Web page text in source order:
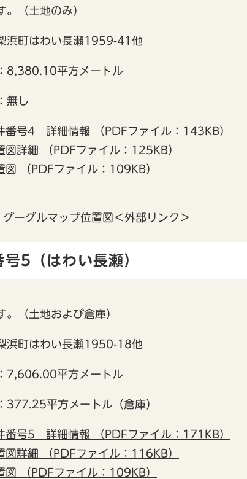
。（土地のみ）
浜町はわい長瀬1959-41他
8,380.10平方メートル
無し
番号4 詳細情報 （PDFファイル：143KB）
図詳細 （PDFファイル：125KB）
図 （PDFファイル：109KB）
ーグルマップ位置図 ＜外部リンク＞
号5（はわい長瀬）
。（土地および倉庫）
浜町はわい長瀬1950-18他
7,606.00平方メートル
平方メートル（倉庫）
番号5 詳細情報 （PDFファイル：171KB）
図詳細 （PDFファイル：116KB）
図 （PDFファイル：109KB）